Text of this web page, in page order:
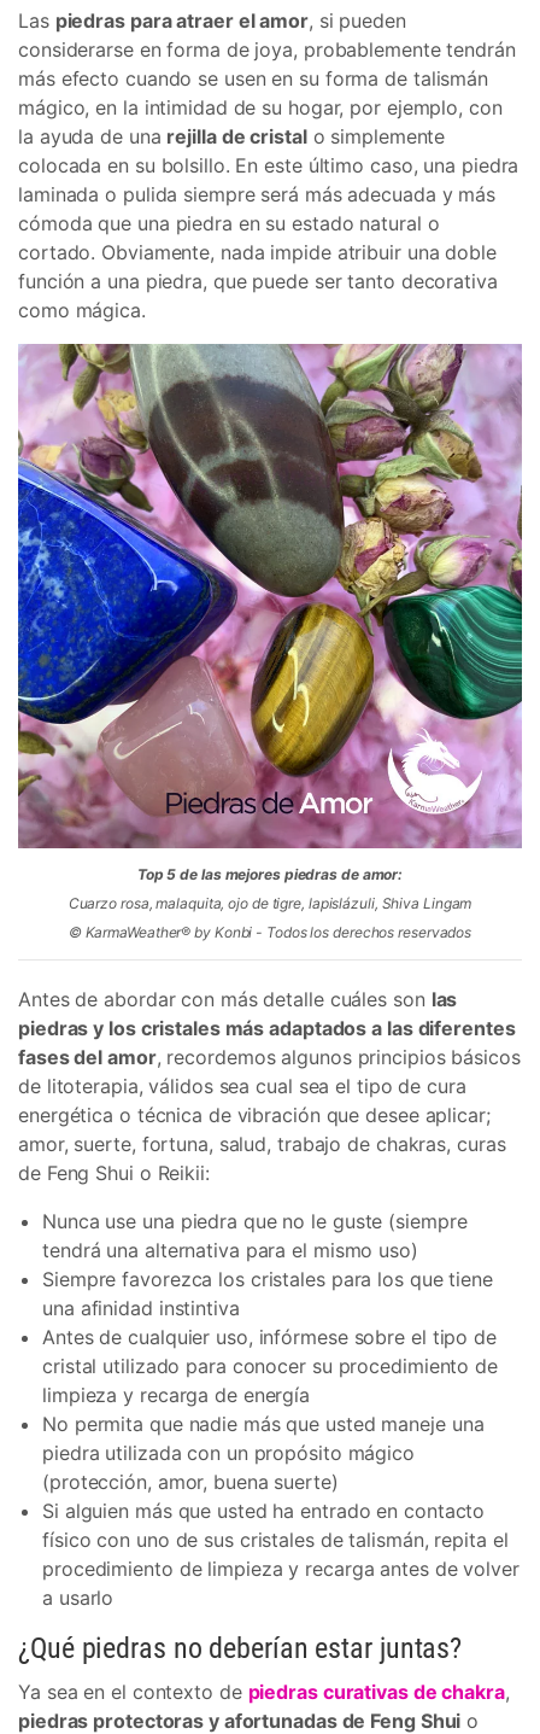
Las piedras para atraer el amor, si pueden
considerarse en forma de joya, probablemente tendrán
más efecto cuando se usen en su forma de talismán
mágico, en la intimidad de su hogar, por ejemplo, con
la ayuda de una rejilla de cristalo simplemente
colocada en su bolsillo. En este último caso, una piedra
laminada o pulida siempre será más adecuada y más
cómoda que una piedra en su estado natural o
cortado. Obviamente, nada impide atribuir una doble
función a una piedra, que puede ser tanto decorativa
como mágica.
Top 5 de las mejores piedras de amor:
Cuarzo rosa, malaquita, ojo de tigre, lapislázuli, Shiva Lingam
© KarmaWeather® by Konbi - Todos los derechos reservados
Antes de abordar con más detalle cuáles son las
piedras y los cristales más adaptados a las diferentes
fases del amor, recordemos algunos principios básicos
de litoterapia, válidos sea cual sea el tipo de cura
energética o técnica de vibración que desee aplicar;
amor, suerte, fortuna, salud, trabajo de chakras, curas
de Feng Shui o Reikii:
Nunca use una piedra que no le guste (siempre
tendrá una alternativa para el mismo uso)
Siempre favorezca los cristales para los que tiene
una afinidad instintiva
Antes de cualquier uso, infórmese sobre el tipo de
cristal utilizado para conocer su procedimiento de
limpieza y recarga de energía
No permita que nadie más que usted maneje una
piedra utilizada con un propósito mágico
(protección, amor, buena suerte)
Si alguien más que usted ha entrado en contacto
físico con uno de sus cristales de talismán, repita el
procedimiento de limpieza y recarga antes de volver
a usarlo
¿Qué piedras no deberían estar juntas?
Ya sea en el contexto de piedras curativas de chakra,
piedras protectoras y afortunadas de Feng Shui o